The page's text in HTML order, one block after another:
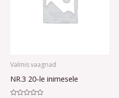
Valmis vaagnad
NR.3 20-le inimesele